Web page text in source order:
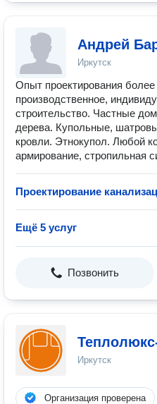
Андрей
Иркутск
Опыт проектирования
производственное,
строительство. Частные
дерева. Купольные,
кровли. Этнокупол. Любой
армирование, стропильная
Проектирование
Ещё 5 услуг
Позвонить
Иркутск
Организация проверена